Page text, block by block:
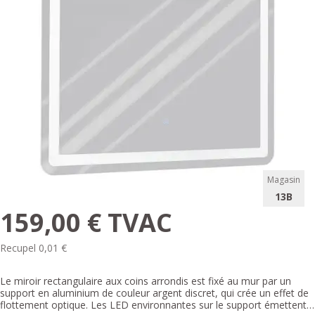
Magasin
13B
159,00 € TVAC
Recupel 0,01 €
Le miroir rectangulaire aux coins arrondis est fixé au mur par un
support en aluminium de couleur argent discret, qui crée un effet de
flottement optique. Les LED environnantes sur le support émettent